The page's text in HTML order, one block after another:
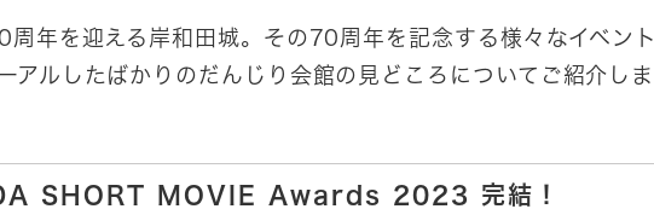
周年を迎える岸和田城。その70周年を記念する様々なイベント
アルしたばかりのだんじり会館の見どころについてご紹介しま
SHORT MOVIE Awards 2023 完結！